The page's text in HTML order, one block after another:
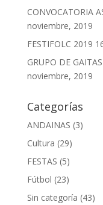
CONVOCATORIA
noviembre, 2019
FESTIFOLC 2019
GRUPO DE
noviembre, 2019
Categorías
ANDAINAS (3)
Cultura (29)
FESTAS (5)
Fútbol (23)
Sin categoría (43)